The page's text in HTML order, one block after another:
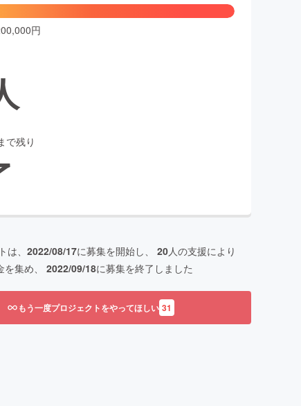
円
で残り
、 2022/08/17に募集を開始し、 20人の支援により
を集め、 2022/09/18に募集を終了しました
もう一度プロジェクトをやってほしい 31